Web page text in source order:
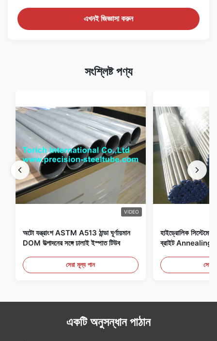
এখনই জিজ্ঞাসা করুন
সংশ্লিষ্ট পণ্য
VIDEO
অটো যন্ত্রাংশ ASTM A513 ঠান্ডা ঘূর্ণায়মান
DOM উত্পাদনের সঙ্গে ঢালাই ইস্পাত টিউব
সেরা মূল্য পান
হাইড্রোলিক সিস্টেমের
ব্রাইট Annealing
সেরা
একটি অনুসন্ধান পাঠান